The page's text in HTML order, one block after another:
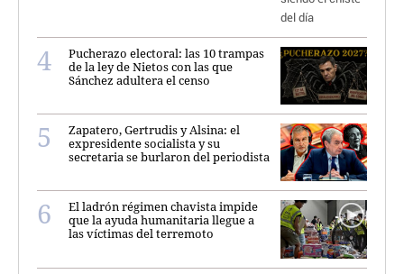
Pucherazo electoral: las 10 trampas
de la ley de Nietos con las que
Sánchez adultera el censo
Zapatero, Gertrudis y Alsina: el
expresidente socialista y su
secretaria se burlaron del periodista
El ladrón régimen chavista impide
que la ayuda humanitaria llegue a
las víctimas del terremoto